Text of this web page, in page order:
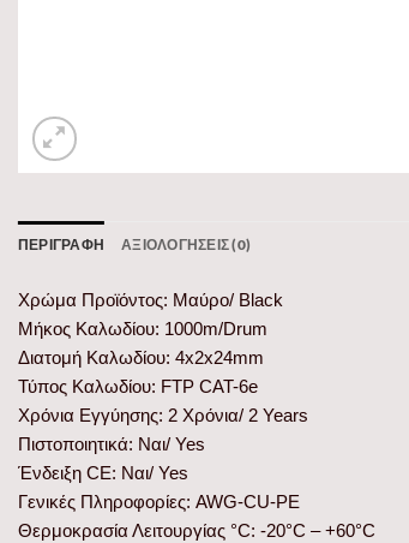
ΠΕΡΙΓΡΑΦΉ ΑΞΙΟΛΟΓΉΣΕΙΣ (0)
Χρώμα Προϊόντος: Μαύρο/ Black
Μήκος Καλωδίου: 1000m/Drum
Διατομή Καλωδίου: 4x2x24mm
Τύπος Καλωδίου: FTP CAT-6e
Χρόνια Εγγύησης: 2 Χρόνια/ 2 Years
Πιστοποιητικά: Ναι/ Yes
Ένδειξη CE: Ναι/ Yes
Γενικές Πληροφορίες: AWG-CU-PE
Θερμοκρασία Λειτουργίας °C: -20°C – +60°C